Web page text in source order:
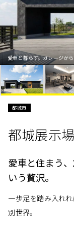
都城市
都城展示
愛車と住まう
いう贅沢。
一歩足を踏み入れ
別世界。
愛車と暮らす。ガレージか